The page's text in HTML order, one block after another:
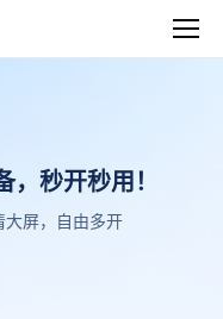
秒开秒用！
屏，自由多开